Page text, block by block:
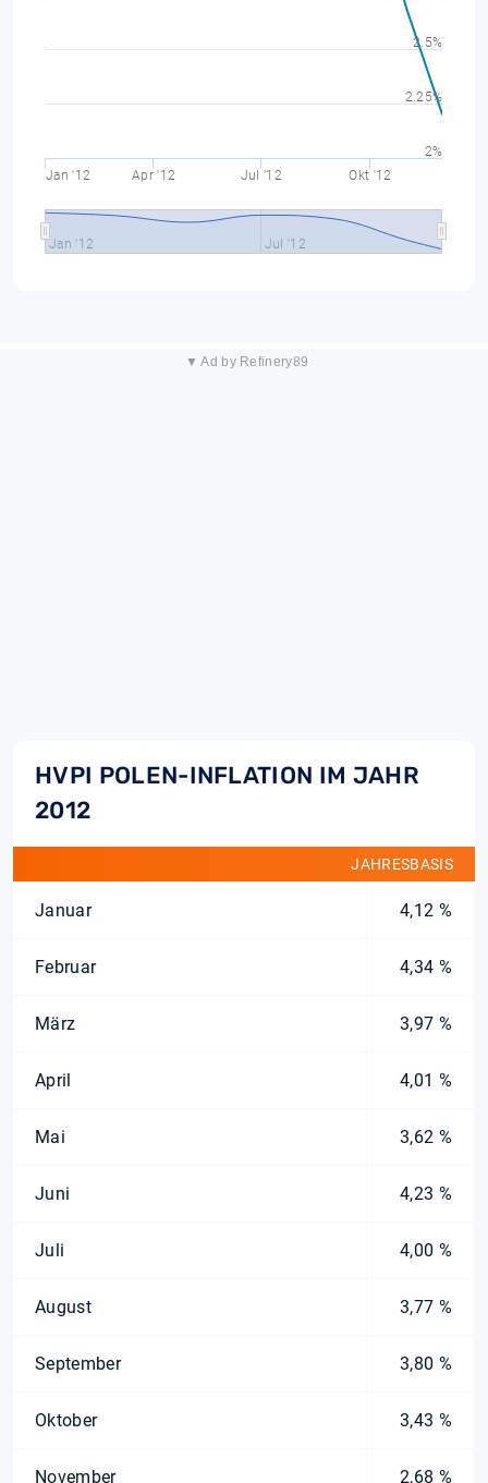
Jan '12 Apr '12 Jul '12 Okt '12
Jan '12 Jul '12
2%
2.25%
2.5%
▼ Ad by Refinery89
HVPI POLEN-INFLATION IM JAHR
2012
JAHRESBASIS
Januar 4,12 %
Februar 4,34 %
März 3,97 %
April 4,01 %
Mai 3,62 %
Juni 4,23 %
Juli 4,00 %
August 3,77 %
September 3,80 %
Oktober 3,43 %
November 2,68 %